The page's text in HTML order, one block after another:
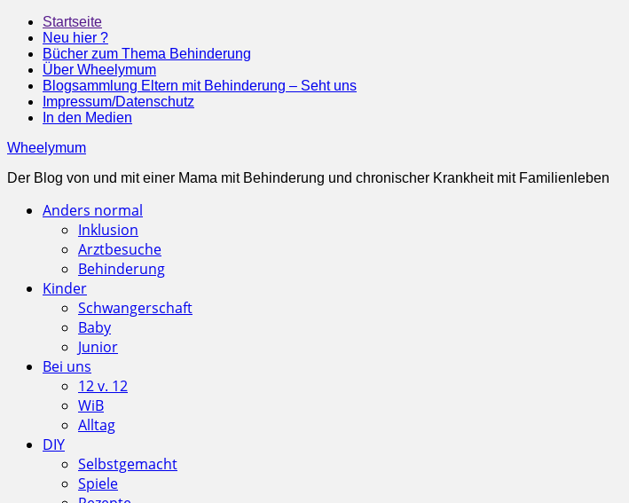
Startseite
Neu hier ?
Bücher zum Thema Behinderung
Über Wheelymum
Blogsammlung Eltern mit Behinderung – Seht uns
Impressum/Datenschutz
In den Medien
Wheelymum
Der Blog von und mit einer Mama mit Behinderung und chronischer Krankheit mit Familienleben
Anders normal
Inklusion
Arztbesuche
Behinderung
Kinder
Schwangerschaft
Baby
Junior
Bei uns
12 v. 12
WiB
Alltag
DIY
Selbstgemacht
Spiele